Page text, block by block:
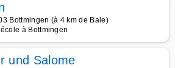
Bottmingen (à 4 km de Bale)
à Bottmingen
und Salome